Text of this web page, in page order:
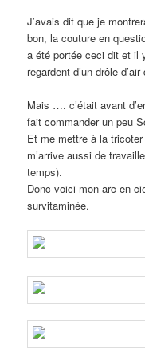
J’avais dit que je
bon, la couture en
a été portée ceci dit et il
regardent d’un drôle
Mais …. c’était avant
fait commander un peu
Et me mettre à la
m’arrive aussi de
temps).
Donc voici mon arc en
survitaminée.